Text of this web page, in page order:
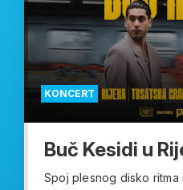
KONCERT
Buč Kesidi u
Spoj plesnog disko